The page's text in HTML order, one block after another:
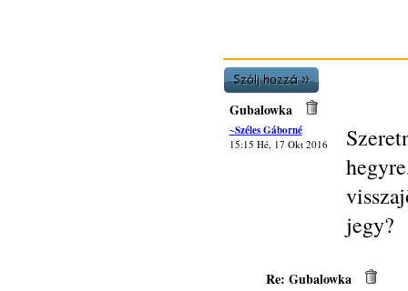
Gubalowka
~Széles Gáborné
15:15 Hé, 17 Okt 2016
jegy?
Re: Gubalowka